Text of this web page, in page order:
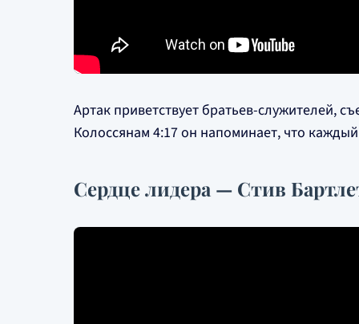
Артак приветствует братьев-служителей,
Колоссянам 4:17 он напоминает, что
Сердце лидера — Стив